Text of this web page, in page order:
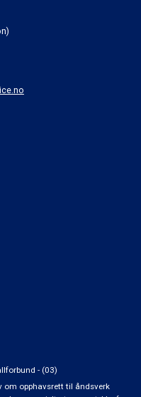
- (03)
om opphavsrett til åndsverk